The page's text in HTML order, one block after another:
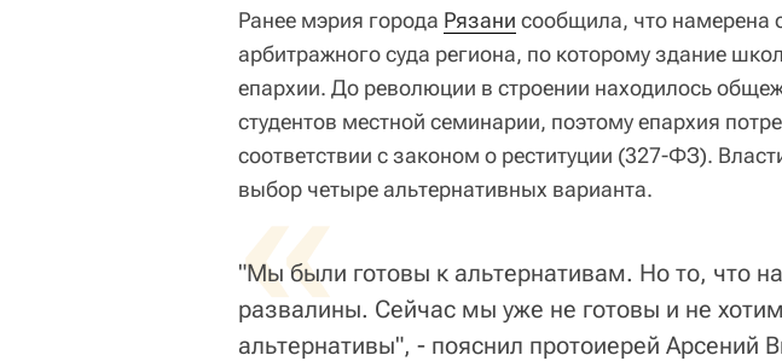
Ранее мэрия города Рязани сообщила, что намерена
арбитражного суда региона, по которому здание
епархии. До революции в строении находилось
студентов местной семинарии, поэтому епархия
соответствии с законом о реституции (327-ФЗ).
выбор четыре альтернативных варианта.
«
"Мы были готовы к альтернативам. Но то, что
развалины. Сейчас мы уже не готовы и не
альтернативы", - пояснил протоиерей Арсений